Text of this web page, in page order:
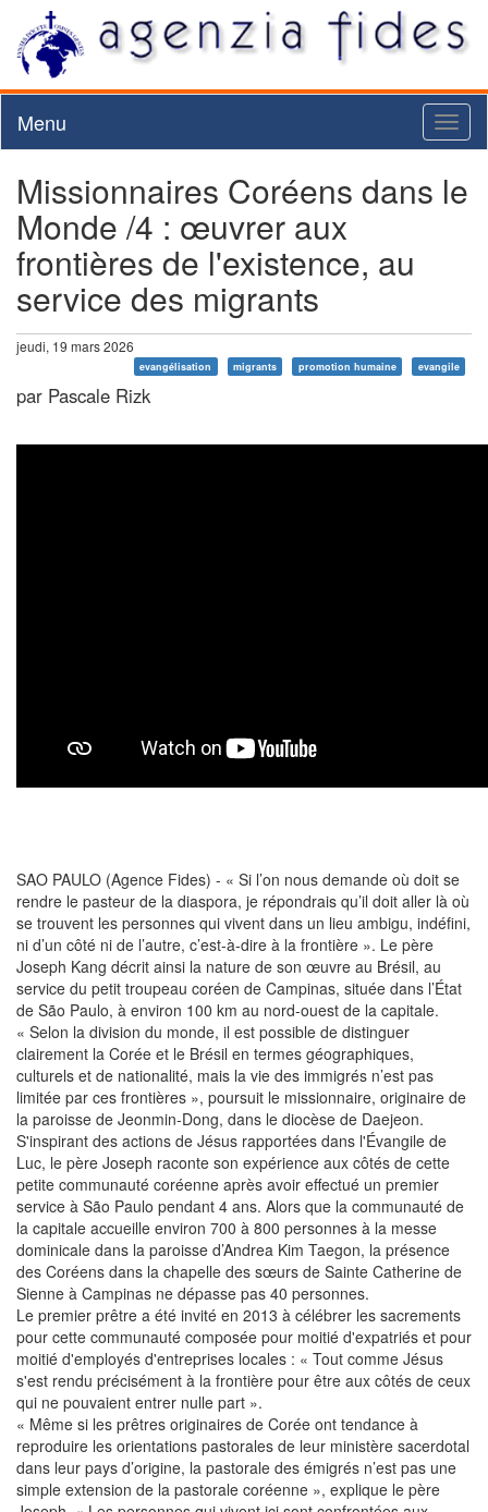
Menu
Missionnaires Coréens dans le
Monde /4 : œuvrer aux
frontières de l'existence, au
service des migrants
jeudi, 19 mars 2026
evangélisation migrants promotion humaine evangile
par Pascale Rizk
SAO PAULO (Agence Fides) - « Si l’on nous demande où doit se
rendre le pasteur de la diaspora, je répondrais qu’il doit aller là où
se trouvent les personnes qui vivent dans un lieu ambigu, indéfini,
ni d’un côté ni de l’autre, c’est-à-dire à la frontière ». Le père
Joseph Kang décrit ainsi la nature de son œuvre au Brésil, au
service du petit troupeau coréen de Campinas, située dans l’État
de São Paulo, à environ 100 km au nord-ouest de la capitale.
« Selon la division du monde, il est possible de distinguer
clairement la Corée et le Brésil en termes géographiques,
culturels et de nationalité, mais la vie des immigrés n’est pas
limitée par ces frontières », poursuit le missionnaire, originaire de
la paroisse de Jeonmin-Dong, dans le diocèse de Daejeon.
S'inspirant des actions de Jésus rapportées dans l'Évangile de
Luc, le père Joseph raconte son expérience aux côtés de cette
petite communauté coréenne après avoir effectué un premier
service à São Paulo pendant 4 ans. Alors que la communauté de
la capitale accueille environ 700 à 800 personnes à la messe
dominicale dans la paroisse d’Andrea Kim Taegon, la présence
des Coréens dans la chapelle des sœurs de Sainte Catherine de
Sienne à Campinas ne dépasse pas 40 personnes.
Le premier prêtre a été invité en 2013 à célébrer les sacrements
pour cette communauté composée pour moitié d'expatriés et pour
moitié d'employés d'entreprises locales : « Tout comme Jésus
s'est rendu précisément à la frontière pour être aux côtés de ceux
qui ne pouvaient entrer nulle part ».
« Même si les prêtres originaires de Corée ont tendance à
reproduire les orientations pastorales de leur ministère sacerdotal
dans leur pays d’origine, la pastorale des émigrés n’est pas une
simple extension de la pastorale coréenne », explique le père